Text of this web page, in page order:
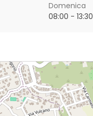
Domenica
08:00 - 13:30